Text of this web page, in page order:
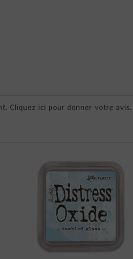
Cliquez ici pour donner votre avis.